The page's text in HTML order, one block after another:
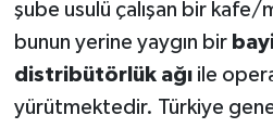
şube usulü çalışan bir
bunun yerine yaygın bir
distribütörlük ağıile
yürütmektedir. Türkiye